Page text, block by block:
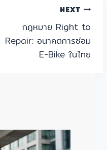
NEXT
กฎหมาย Right to
Repair: อนาคตการซ่อม
E-Bike ในไทย